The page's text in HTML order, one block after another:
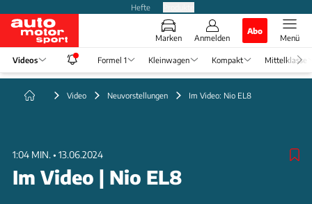
Hefte
Marken Anmelden
Abo
Menü
Videos Formel 1 Kleinwagen Kompakt Mittelklasse
Video Neuvorstellungen Im Video: Nio EL8
1:04 MIN. • 13.06.2024
Im Video | Nio EL8